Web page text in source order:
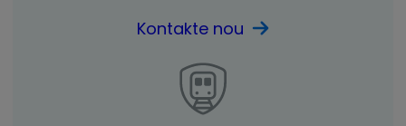
Kontakte nou